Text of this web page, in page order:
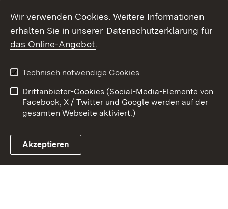
Link zum Landesportal
Kontakt
Barrierefreiheit
Impressum
Cookies
Wir verwenden Cookies. Weitere Informationen
erhalten Sie in unserer Datenschutzerklärung für
das Online-Angebot.
Technisch notwendige Cookies
Drittanbieter-Cookies (Social-Media-Elemente von
Facebook, X / Twitter und Google werden auf der
gesamten Webseite aktiviert.)
Akzeptieren